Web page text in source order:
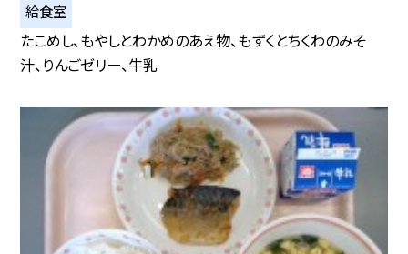
給食室
たこめし、もやしとわかめのあえ物、もずくとちくわのみそ
汁、りんごゼリー、牛乳